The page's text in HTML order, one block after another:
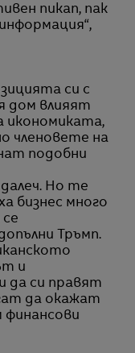
пикап, пак
си с
дом влияят
икономиката,
членовете на
подобни
Но те
бизнес много
Тръмп.
и
да си правят
да окажат
финансови